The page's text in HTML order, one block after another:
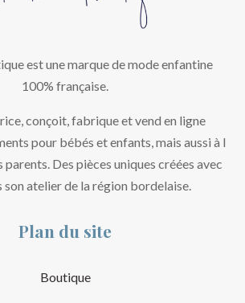
est une marque de mode enfantine
100% française.
conçoit, fabrique et vend en ligne
pour bébés et enfants, mais aussi à l
Des pièces uniques créées avec
son atelier de la région bordelaise.
Plan du site
Boutique